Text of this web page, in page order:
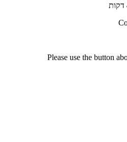
Please use the button